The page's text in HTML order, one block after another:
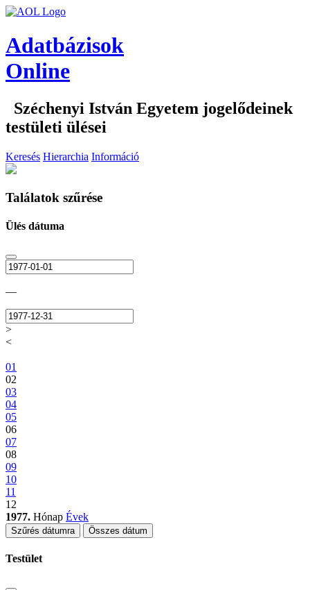
Adatbázisok
Online
Széchenyi István Egyetem jogelődeinek
testületi ülései
Keresés Hierarchia Információ
Találatok szűrése
Ülés dátuma
—
>
<
01
02
03
04
05
06
07
08
09
10
11
12
1977. Hónap Évek
Szűrés dátumra Összes dátum
Testület